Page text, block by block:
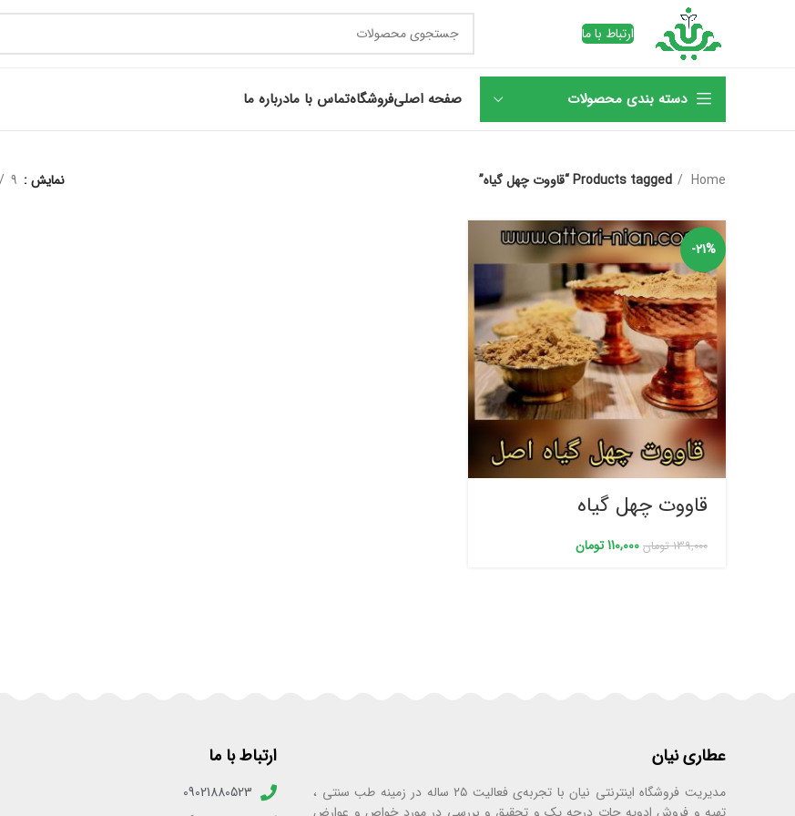
ارتباط با ما
دسته بندی محصولات صفحه اصلیفروشگاهتماس با مادرباره ما
Home Products tagged “قاووت چهل گیاه” نمایش 9
-21%
قاووت چهل گیاه
139,000 تومان 110,000تومان
عطاری نیان
مدیریت فروشگاه اینترنتی نیان با تجربه‌ی فعالیت ۲۵ ساله در زمینه طب سنتی ،
ارتباط با ما
09021880523